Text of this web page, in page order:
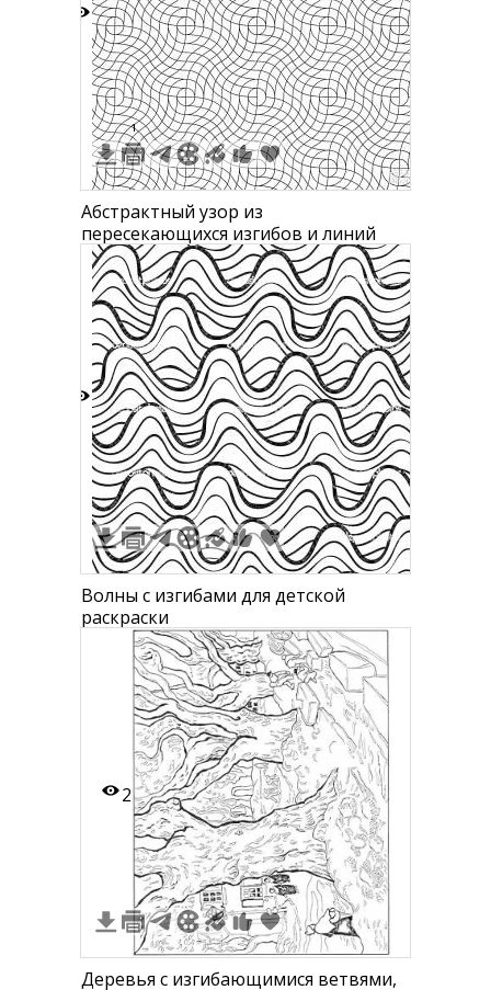
1
Абстрактный узор из
пересекающихся изгибов и линий
Волны с изгибами для детской
раскраски
2
Деревья с изгибающимися ветвями,